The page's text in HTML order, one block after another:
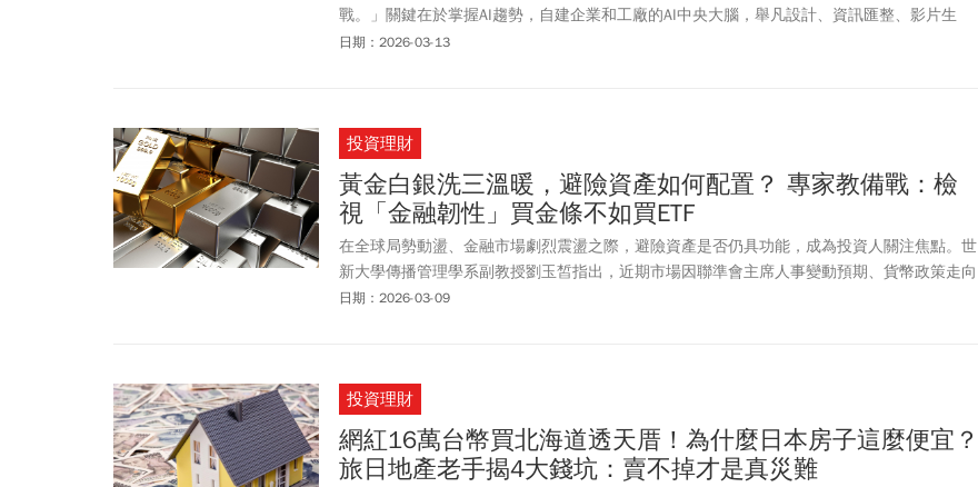
戰。」關鍵在於掌握AI趨勢，自建企業和工廠的AI中央大腦，舉凡設計、資訊匯整、影片生
成、自動化作業都可讓AI團隊做。
日期：2026-03-13
投資理財
黃金白銀洗三溫暖，避險資產如何配置？ 專家教備戰：檢
視「金融韌性」買金條不如買ETF
在全球局勢動盪、金融市場劇烈震盪之際，避險資產是否仍具功能，成為投資人關注焦點。世
新大學傳播管理學系副教授劉玉皙指出，近期市場因聯準會主席人事變動預期、貨幣政策走向
不明，加上地緣政治風險升溫，導致股債與貴金屬同步震盪。她建議在地緣政治風險下，投資
日期：2026-03-09
投資理財
網紅16萬台幣買北海道透天厝！為什麼日本房子這麼便宜？
旅日地產老手揭4大錢坑：賣不掉才是真災難